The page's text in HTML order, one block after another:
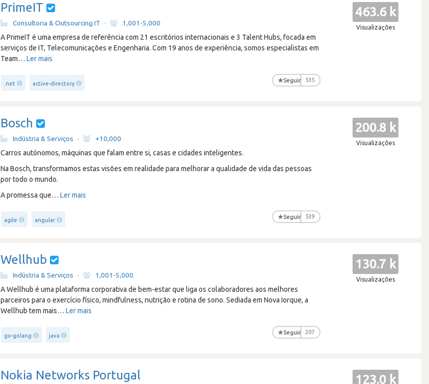
PrimeIT
Consultoria & Outsourcing IT ·
1,001-5,000
A PrimeIT é uma empresa de referência com 21 escritórios internacionais e 3 Talent Hubs, focada em
serviços de IT, Telecomunicações e Engenharia. Com 19 anos de experiência, somos especialistas em
Team…Ler mais
.net active-directory
★Seguir 535
463.6 k
Visualizações
Bosch
Indústria & Serviços ·
+10,000
Carros autónomos, máquinas que falam entre si, casas e cidades inteligentes.
Na Bosch, transformamos estas visões em realidade para melhorar a qualidade de vida das pessoas
por todo o mundo.
A promessa que…Ler mais
agile angular
★Seguir 539
200.8 k
Visualizações
Wellhub
Indústria & Serviços ·
1,001-5,000
A Wellhub é uma plataforma corporativa de bem-estar que liga os colaboradores aos melhores
parceiros para o exercício físico, mindfulness, nutrição e rotina de sono. Sediada em Nova Iorque, a
Wellhub tem mais…Ler mais
go-golang java
★Seguir 207
130.7 k
Visualizações
Nokia Networks Portugal 123.0 k